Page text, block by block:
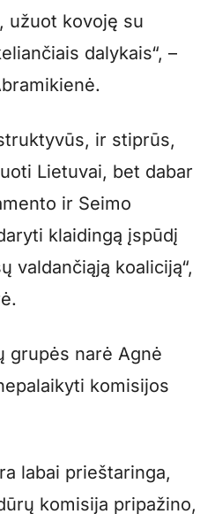
užuot kovoję su
dalykais“, –
ir stiprūs,
Lietuvai, bet dabar
ir Seimo
klaidingą įspūdį
valdančiąją koaliciją“,
grupės narė Agnė
komisijos
labai prieštaringa,
komisija pripažino,